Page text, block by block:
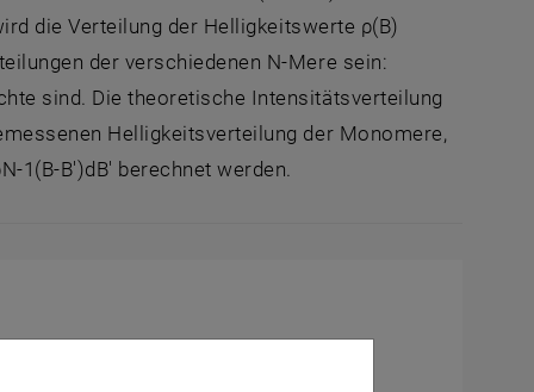
die Verteilung der Helligkeitswerte ρ(B)
der verschiedenen N-Mere sein:
sind. Die theoretische Intensitätsverteilung
Helligkeitsverteilung der Monomere,
1(B-B')dB' berechnet werden.